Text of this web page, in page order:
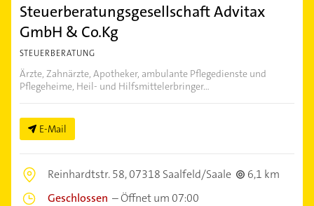
Steuerberatungsgesellschaft Advitax
GmbH & Co.Kg
STEUERBERATUNG
Ärzte, Zahnärzte, Apotheker, ambulante Pflegedienste und
Pflegeheime, Heil- und Hilfsmittelerbringer...
E-Mail
Reinhardtstr. 58,07318 Saalfeld/Saale
6,1 km
Geschlossen –Öffnet um 07:00